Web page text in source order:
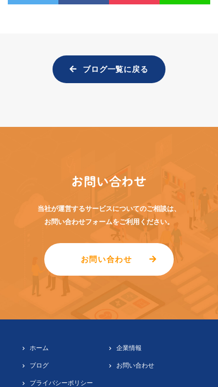
ブログ一覧に戻る
お問い合わせ
当社が運営するサービスについてのご相談は、
お問い合わせフォームをご利用ください。
お問い合わせ
ホーム 企業情報
ブログ お問い合わせ
プライバシーポリシー